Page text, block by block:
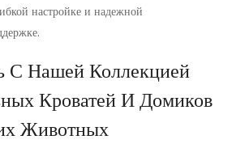
настройке и надежной
С Нашей Коллекцией
Кроватей И Домиков
Животных